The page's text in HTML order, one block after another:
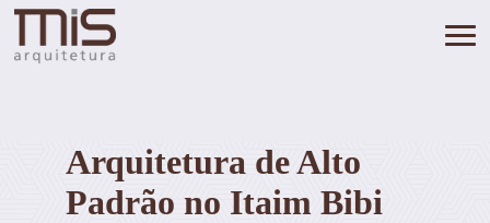
Arquitetura de Alto
Padrão no Itaim Bibi